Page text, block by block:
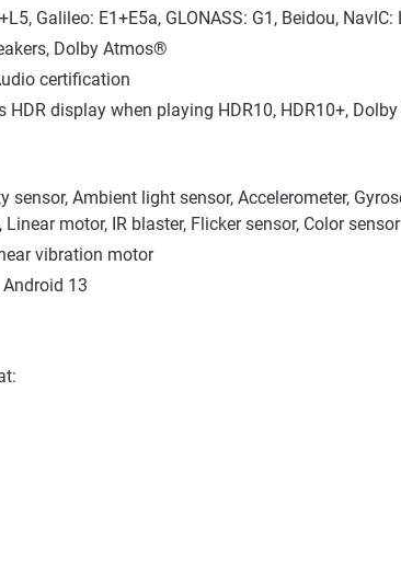
Galileo: E1+E5a, GLONASS: G1, Beidou,
Dolby Atmos®
certification
HDR display when playing HDR10, HDR10+,
sensor, Ambient light sensor, Accelerometer,
motor, IR blaster, Flicker sensor, Color sensor
vibration motor
Android 13